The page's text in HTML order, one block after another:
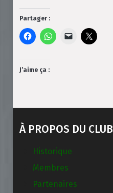
Partager :
J’aime ça :
À PROPOS DU CLUB
Historique
Membres
Partenaires